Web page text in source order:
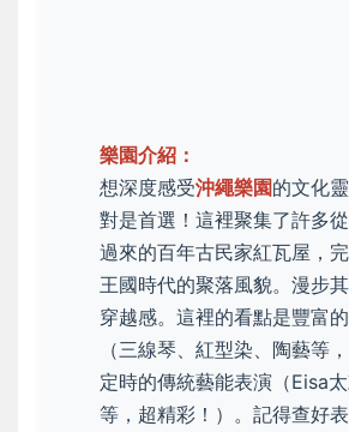
樂園介紹：
想深度感受沖繩樂園的文化
對是首選！這裡聚集了許多
過來的百年古民家紅瓦屋，
王國時代的聚落風貌。漫步
穿越感。這裡的看點是豐富
（三線琴、紅型染、陶藝等
定時的傳統藝能表演（Eisa
等，超精彩！）。記得查好